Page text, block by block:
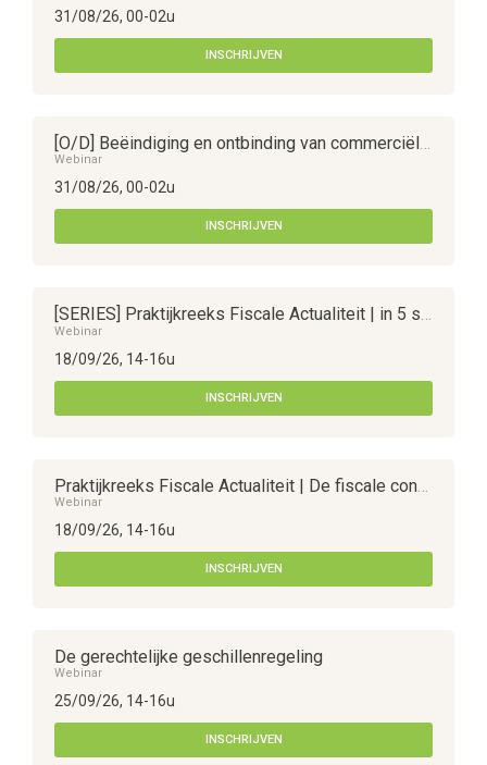
31/08/26, 00-02u
INSCHRIJVEN
[O/D] Beëindiging en ontbinding van commerciële kredietovereenkomsten
Webinar
31/08/26, 00-02u
INSCHRIJVEN
[SERIES] Praktijkreeks Fiscale Actualiteit | in 5 sessies
Webinar
18/09/26, 14-16u
INSCHRIJVEN
Webinar
18/09/26, 14-16u
INSCHRIJVEN
De gerechtelijke geschillenregeling
Webinar
25/09/26, 14-16u
INSCHRIJVEN